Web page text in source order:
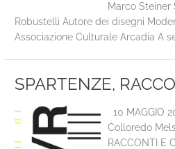
Marco Steiner
Robustelli Autore dei disegni
Associazione Culturale Arcadia A
SPARTENZE,
10 MAGGIO
Colloredo
RACCONTI E